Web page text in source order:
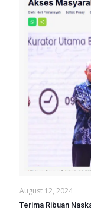
August 12, 2024
Terima Ribuan